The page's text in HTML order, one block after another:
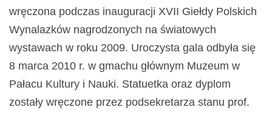
wręczona podczas inauguracji XVII Giełdy Polskich
Wynalazków nagrodzonych na światowych
wystawach w roku 2009. Uroczysta gala odbyła się
8 marca 2010 r. w gmachu głównym Muzeum w
Pałacu Kultury i Nauki. Statuetka oraz dyplom
zostały wręczone przez podsekretarza stanu prof.